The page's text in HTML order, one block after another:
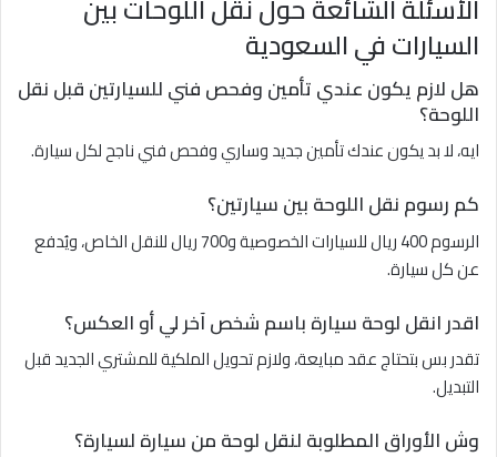
الأسئلة الشائعة حول نقل اللوحات بين
السيارات في السعودية
هل لازم يكون عندي تأمين وفحص فني للسيارتين قبل نقل
اللوحة؟
ايه، لا بد يكون عندك تأمين جديد وساري وفحص فني ناجح لكل سيارة.
كم رسوم نقل اللوحة بين سيارتين؟
الرسوم 400 ريال للسيارات الخصوصية و700 ريال للنقل الخاص، ويُدفع
عن كل سيارة.
اقدر انقل لوحة سيارة باسم شخص آخر لي أو العكس؟
تقدر بس بتحتاج عقد مبايعة، ولازم تحويل الملكية للمشتري الجديد قبل
التبديل.
وش الأوراق المطلوبة لنقل لوحة من سيارة لسيارة؟